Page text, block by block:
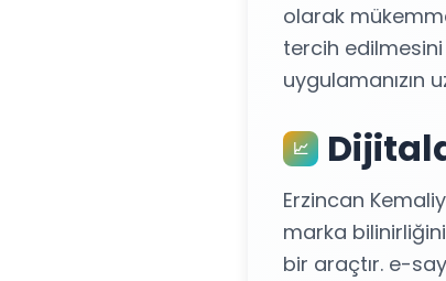
olarak
tercih
uygulamanızın
📈
Erzincan
marka
bir araçtır. e-